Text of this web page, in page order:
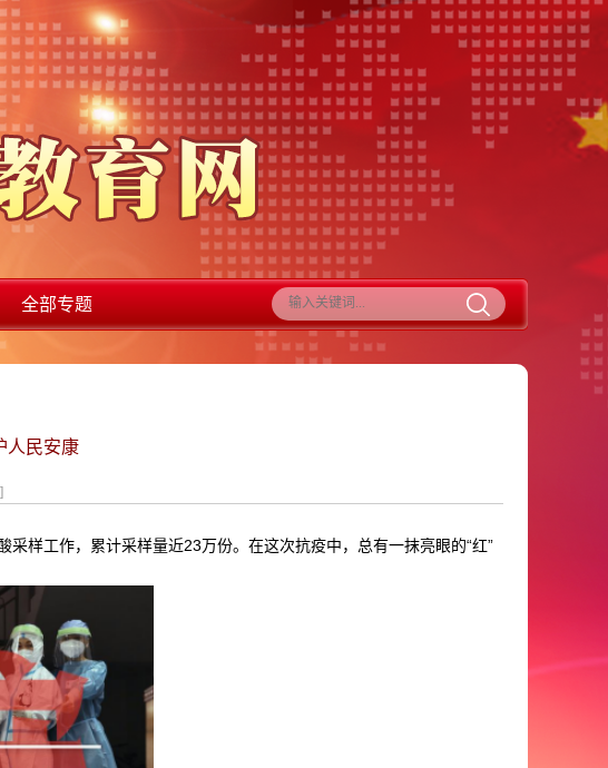
全部专题
人民安康
]
样工作，累计采样量近23万份。在这次抗疫中，总有一抹亮眼的“红”